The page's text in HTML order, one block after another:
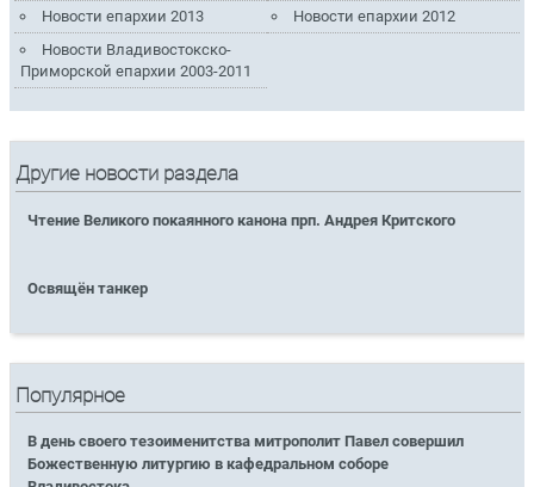
Новости епархии 2013
Новости епархии 2012
Новости Владивостокско-
Приморской епархии 2003-2011
Другие новости раздела
Чтение Великого покаянного канона прп. Андрея Критского
Освящён танкер
Популярное
В день своего тезоименитства митрополит Павел совершил
Божественную литургию в кафедральном соборе